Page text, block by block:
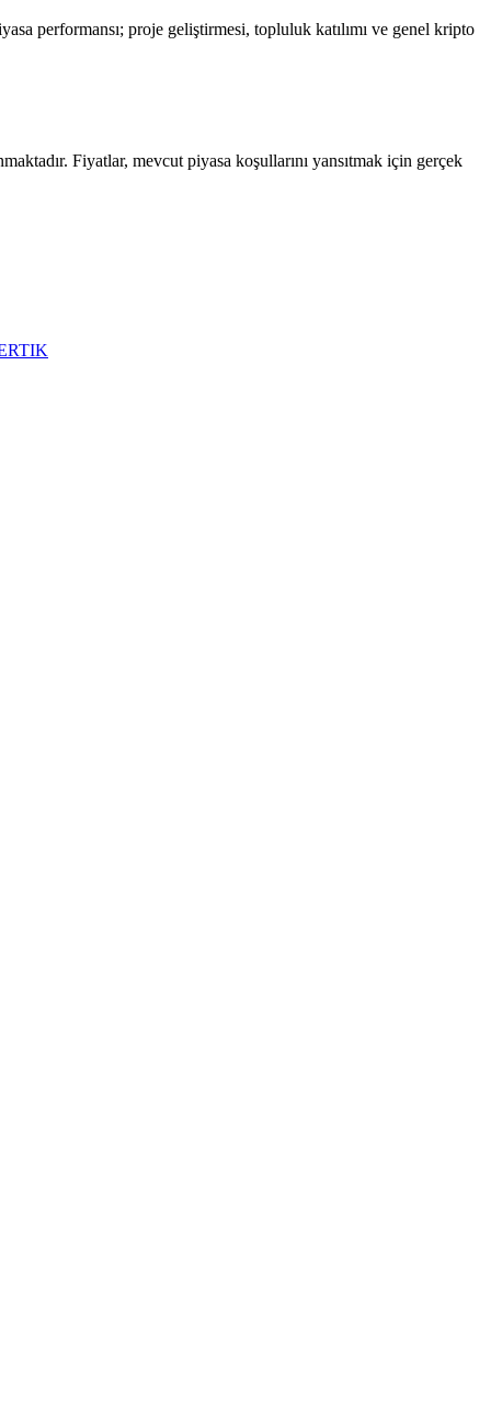
performansı; proje geliştirmesi, topluluk katılımı ve genel kripto
Fiyatlar, mevcut piyasa koşullarını yansıtmak için gerçek